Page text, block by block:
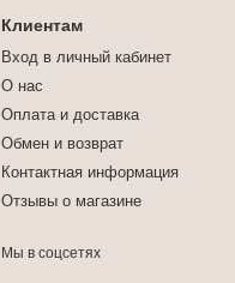
Клиентам
Вход в личный кабинет
О нас
Оплата и доставка
Обмен и возврат
Контактная информация
Отзывы о магазине
Мы в соцсетях